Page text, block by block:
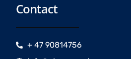
Contact
+ 47 90814756